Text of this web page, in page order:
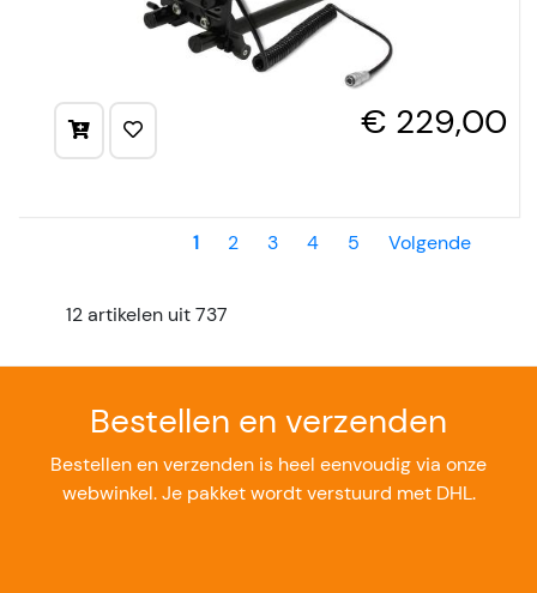
€ 229,00
1 2 3 4 5 Volgende
12 artikelen uit 737
Bestellen en verzenden
Bestellen en verzenden is heel eenvoudig via onze
webwinkel. Je pakket wordt verstuurd met DHL.